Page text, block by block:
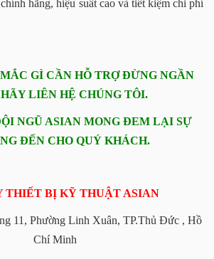
hãng, hiệu suất cao và tiết kiệm chi phí
GÌ CẦN HỖ TRỢ ĐỪNG NGẦN
LIÊN HỆ CHÚNG TÔI.
NGŨ ASIAN MONG ĐEM LẠI SỰ
ĐẾN CHO QUÝ KHÁCH.
THIẾT BỊ KỸ THUẬT ASIAN
11, Phường Linh Xuân, TP.Thủ Đức , Hồ
Chí Minh